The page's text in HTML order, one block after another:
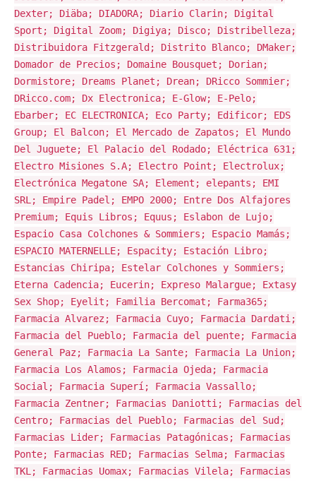
Dexter; Diäba; DIADORA; Diario Clarin; Digital
Sport; Digital Zoom; Digiya; Disco; Distribelleza;
Distribuidora Fitzgerald; Distrito Blanco; DMaker;
Domador de Precios; Domaine Bousquet; Dorian;
Dormistore; Dreams Planet; Drean; DRicco Sommier;
DRicco.com; Dx Electronica; E-Glow; E-Pelo;
Ebarber; EC ELECTRONICA; Eco Party; Edificor; EDS
Group; El Balcon; El Mercado de Zapatos; El Mundo
Del Juguete; El Palacio del Rodado; Eléctrica 631;
Electro Misiones S.A; Electro Point; Electrolux;
Electrónica Megatone SA; Element; elepants; EMI
SRL; Empire Padel; EMPO 2000; Entre Dos Alfajores
Premium; Equis Libros; Equus; Eslabon de Lujo;
Espacio Casa Colchones & Sommiers; Espacio Mamás;
ESPACIO MATERNELLE; Espacity; Estación Libro;
Estancias Chiripa; Estelar Colchones y Sommiers;
Eterna Cadencia; Eucerin; Expreso Malargue; Extasy
Sex Shop; Eyelit; Familia Bercomat; Farma365;
Farmacia Alvarez; Farmacia Cuyo; Farmacia Dardati;
Farmacia del Pueblo; Farmacia del puente; Farmacia
General Paz; Farmacia La Sante; Farmacia La Union;
Farmacia Los Alamos; Farmacia Ojeda; Farmacia
Social; Farmacia Superí; Farmacia Vassallo;
Farmacia Zentner; Farmacias Daniotti; Farmacias del
Centro; Farmacias del Pueblo; Farmacias del Sud;
Farmacias Lider; Farmacias Patagónicas; Farmacias
Ponte; Farmacias RED; Farmacias Selma; Farmacias
TKL; Farmacias Uomax; Farmacias Vilela; Farmacias